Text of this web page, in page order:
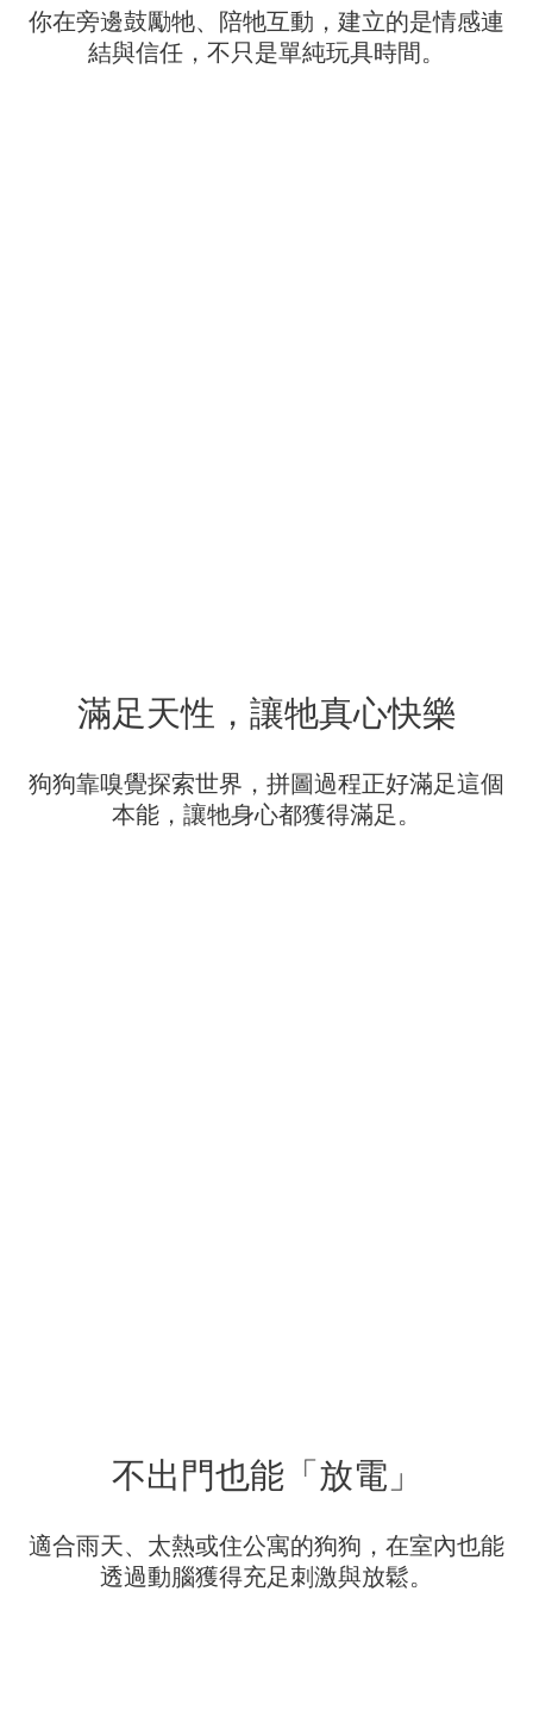
你在旁邊鼓勵牠、陪牠互動，建立的是情感連
結與信任， 不只是單純玩具時間。
滿足天性，讓牠真心快樂
狗狗靠嗅覺探索世界，拼圖過程正好滿足這個
本能，讓牠身心都獲得滿足。
不出門也能「放電」
適合雨天、太熱或住公寓的狗狗，在室內也能
透過動腦獲得充足刺激與放鬆。